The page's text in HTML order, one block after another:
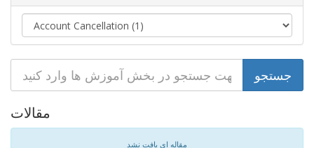
مقالات
مقاله ای یافت نشد